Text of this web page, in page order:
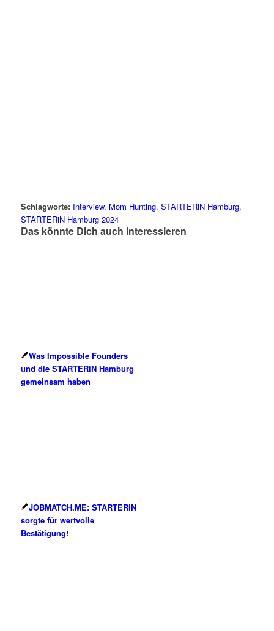
Schlagworte: Interview, Mom Hunting, STARTERiN Hamburg,
STARTERiN Hamburg 2024
Das könnte Dich auch interessieren
Was Impossible Founders
und die STARTERiN Hamburg
gemeinsam haben
JOBMATCH.ME: STARTERiN
sorgte für wertvolle
Bestätigung!